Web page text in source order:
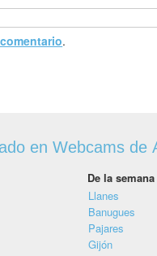
.
en Webcams de
De la semana
Llanes
Banugues
Pajares
Gijón